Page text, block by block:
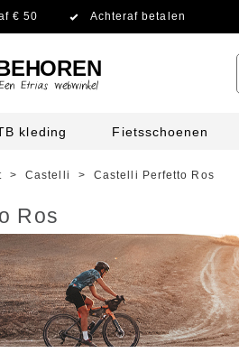
€ 50 Achteraf betalen
kleding Fietsschoenen
> Castelli > Castelli Perfetto Ros
Ros